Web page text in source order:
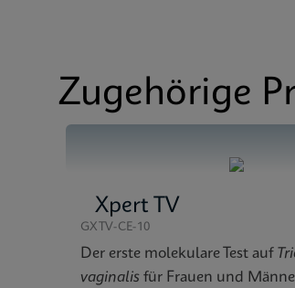
Zugehörige
Xpert TV
GXTV-CE-10
Der erste molekulare Test auf
vaginalis für Frauen und